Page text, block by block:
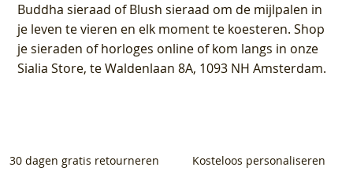
Buddha sieraad of Blush sieraad om de mijlpalen in
je leven te vieren en elk moment te koesteren. Shop
je sieraden of horloges online of kom langs in onze
Sialia Store, te Waldenlaan 8A, 1093 NH Amsterdam.
30 dagen gratis retourneren Kosteloos personaliseren